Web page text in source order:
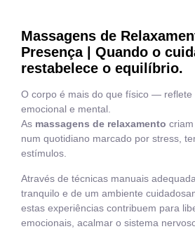
Massagens de
Presença | Quando o
restabelece o equilíbrio.
O corpo é mais do que físico — reflete
emocional e mental.
As massagens de relaxamento
num quotidiano marcado por stress,
estímulos.
Através de técnicas manuais
tranquilo e de um ambiente
estas experiências contribuem para
emocionais, acalmar o sistema